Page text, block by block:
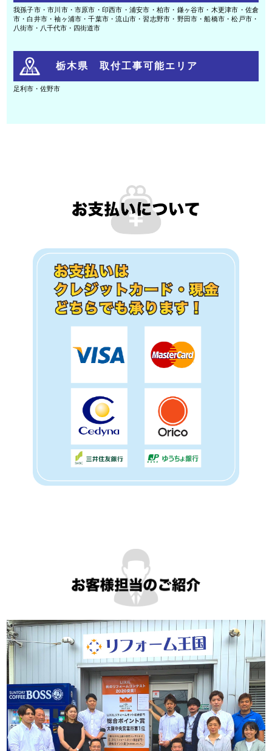
我孫子市・市川市・市原市・印西市・浦安市・柏市・鎌ヶ谷市・木更津市・佐倉
市・白井市・袖ヶ浦市・千葉市・流山市・習志野市・野田市・船橋市・松戸市・
八街市・八千代市・四街道市
栃木県 取付工事可能エリア
足利市・佐野市